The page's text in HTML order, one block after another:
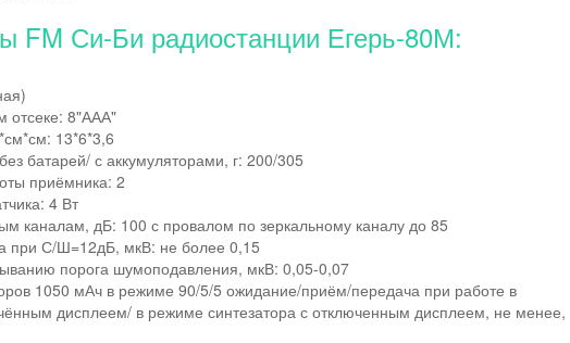
FM Си-Би радиостанции Егерь-80М:
отсеке: 8"ААА"
13*6*3,6
батарей/ с аккумуляторами, г: 200/305
приёмника: 2
4 Вт
каналам, дБ: 100 с провалом по зеркальному каналу до 85
при С/Ш=12дБ, мкВ: не более 0,15
порога шумоподавления, мкВ: 0,05-0,07
1050 мАч в режиме 90/5/5 ожидание/приём/передача при работе в
дисплеем/ в режиме синтезатора с отключенным дисплеем, не менее,